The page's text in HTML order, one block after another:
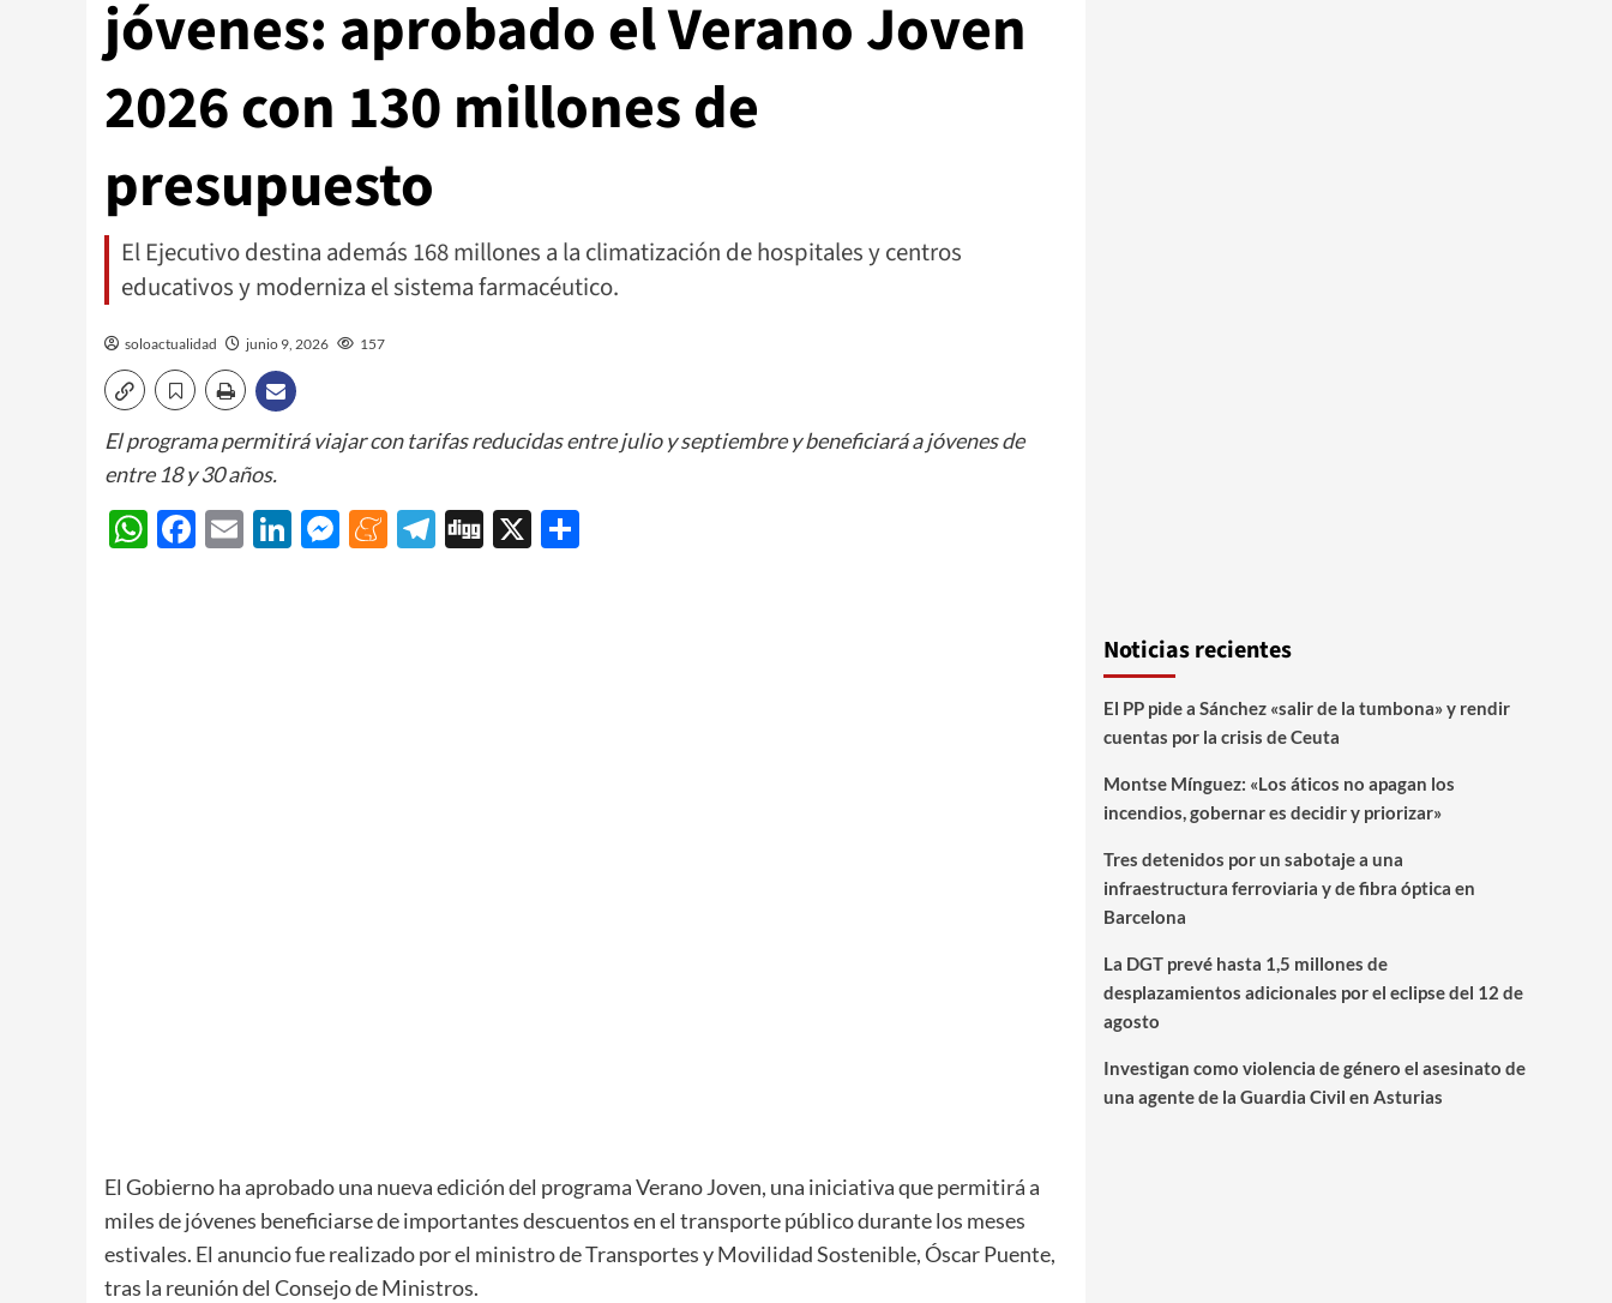
jóvenes: aprobado el Verano Joven
2026 con 130 millones de
presupuesto
El Ejecutivo destina además 168 millones a la climatización de hospitales y centros
educativos y moderniza el sistema farmacéutico.
soloactualidad junio 9, 2026 157
El programa permitirá viajar con tarifas reducidas entre julio y septiembre y beneficiará a jóvenes de
entre 18 y 30 años.
WhatsApp
Facebook
EmailLinkedIn
Messenger
Meneame
Telegram
Digg
X
El Gobierno ha aprobado una nueva edición del programa Verano Joven, una iniciativa que permitirá a
miles de jóvenes beneficiarse de importantes descuentos en el transporte público durante los meses
estivales. El anuncio fue realizado por el ministro de Transportes y Movilidad Sostenible, Óscar Puente,
tras la reunión del Consejo de Ministros.
Noticias recientes
El PP pide a Sánchez «salir de la tumbona» y rendir
cuentas por la crisis de Ceuta
Montse Mínguez: «Los áticos no apagan los
incendios, gobernar es decidir y priorizar»
Tres detenidos por un sabotaje a una
infraestructura ferroviaria y de fibra óptica en
Barcelona
La DGT prevé hasta 1,5 millones de
desplazamientos adicionales por el eclipse del 12 de
agosto
Investigan como violencia de género el asesinato de
una agente de la Guardia Civil en Asturias